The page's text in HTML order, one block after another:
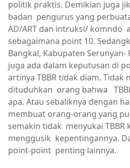
politik praktis. Demikian juga
badan pengurus yang
AD/ART dan intruksi/ komndo
sebagaimana point 10.
Bangkal, Kabupaten Serunyan-
juga ada dalam keputusan di
artinya TBBR tidak diam. Tidak
dituduhkan orang bahwa
apa. Atau sebaliknya dengan
membuat orang-orang yang
semakin tidak menyukai TBBR
menggusik kepentingannya.
point-point penting lainnya.